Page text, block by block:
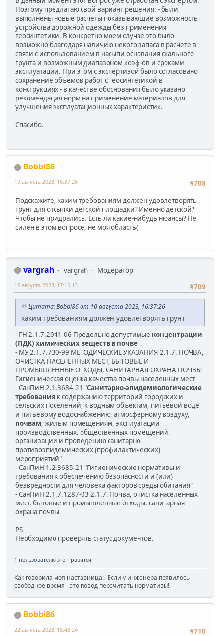
Поэтому предлагаю свой вариант решения: - были
выполнены новые расчеты показывающие возможность
устройства дорожной одежды без применения
геосинтетики. В конкретно моем случае это было
возможно благодаря наличию некого запаса в расчете в
связи с использованием в насыпи основания скального
грунта и возможным диапазоном коэф-ов и сроками
эксплуатации. При этом с экспертизой было согласовано
сохранение объемов работ с геосинтетикой в
конструкциях - в качестве обоснования было указано
рекомендация норм на применение материалов для
улучшения эксплуатационных характеристик.
Спасибо.
Bobbi86
#708
10 августа 2023, 16:37:26
Подскажите, каким требованиям должен удовлетворять
грунт для отсыпки детской площадки? Именно детской?
Чтобы не придрались. Есть ли какие-нибудь нюансы? Не
силен в этом вопросе, не моя область(
vargrah vargrah
Модератор
#709
10 августа 2023, 17:15:13
Цитата: Bobbi86 от 10 августа 2023, 16:37:26
каким требованиям должен удовлетворять грунт
- ГН 2.1.7.2041-06 Предельно допустимые концентрации
(ПДК) химических веществ в почве
- МУ 2.1.7.730-99 МЕТОДИЧЕСКИЕ УКАЗАНИЯ 2.1.7. ПОЧВА,
ОЧИСТКА НАСЕЛЕННЫХ МЕСТ, БЫТОВЫЕ И
ПРОМЫШЛЕННЫЕ ОТХОДЫ, САНИТАРНАЯ ОХРАНА ПОЧВЫ
Гигиеническая оценка качества почвы населенных мест
- СанПиН 2.1.3684-21 "Санитарно-эпидемиологические
требования к содержанию территорий городских и
сельских поселений, к водным объектам, питьевой воде
и питьевому водоснабжению, атмосферному воздуху,
почвам, жилым помещениям, эксплуатации
производственных, общественных помещений,
организации и проведению санитарно-
противоэпидемических (профилактических)
мероприятий"
- СанПиН 1.2.3685-21 "Гигиенические нормативы и
требования к обеспечению безопасности и (или)
безвредности для человека факторов среды обитания"
- СанПиН 2.1.7.1287-03 2.1.7. Почва, очистка населенных
мест, бытовые и промышленные отходы, санитарная
охрана почвы
PS
Необходимо проверять статус документов.
1 пользователю это нравится.
Как говорила моя наставница: "Если у инженера появилось
свободное время - это повод перечитать нормативы!"
Bobbi86
#710
22 августа 2023, 18:48:24